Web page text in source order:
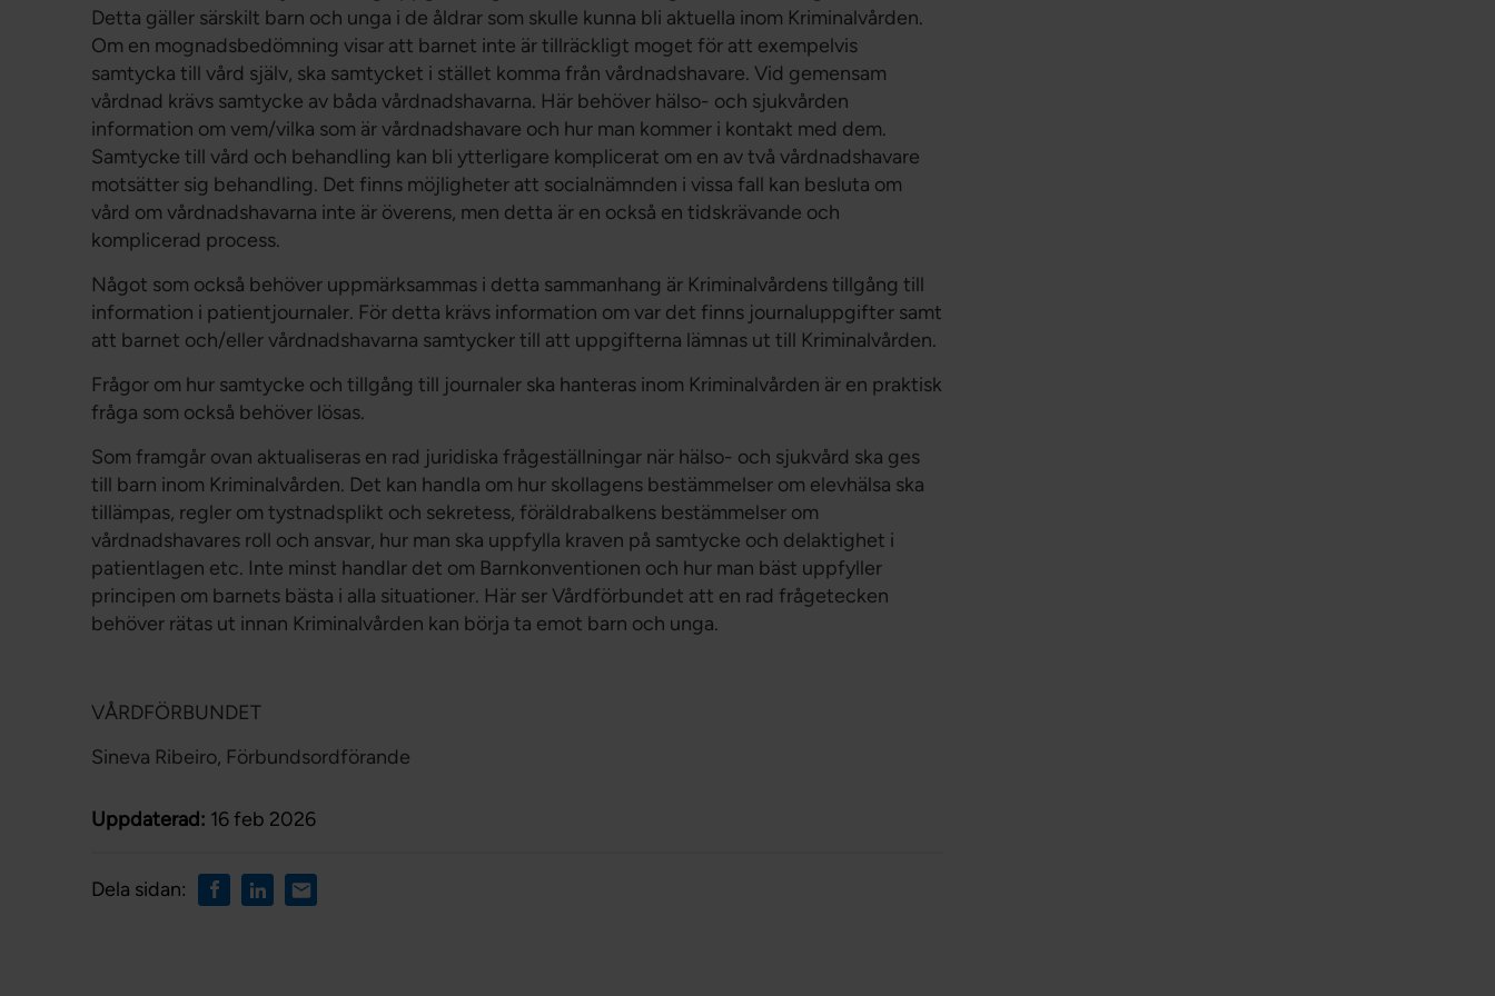
Detta gäller särskilt barn och unga i de åldrar som skulle kunna bli aktuella inom Kriminalvården.
Om en mognadsbedömning visar att barnet inte är tillräckligt moget för att exempelvis
samtycka till vård själv, ska samtycket i stället komma från vårdnadshavare. Vid gemensam
vårdnad krävs samtycke av båda vårdnadshavarna. Här behöver hälso- och sjukvården
information om vem/vilka som är vårdnadshavare och hur man kommer i kontakt med dem.
Samtycke till vård och behandling kan bli ytterligare komplicerat om en av två vårdnadshavare
motsätter sig behandling. Det finns möjligheter att socialnämnden i vissa fall kan besluta om
vård om vårdnadshavarna inte är överens, men detta är en också en tidskrävande och
komplicerad process.
Något som också behöver uppmärksammas i detta sammanhang är Kriminalvårdens tillgång till
information i patientjournaler. För detta krävs information om var det finns journaluppgifter samt
att barnet och/eller vårdnadshavarna samtycker till att uppgifterna lämnas ut till Kriminalvården.
Frågor om hur samtycke och tillgång till journaler ska hanteras inom Kriminalvården är en praktisk
fråga som också behöver lösas.
Som framgår ovan aktualiseras en rad juridiska frågeställningar när hälso- och sjukvård ska ges
till barn inom Kriminalvården. Det kan handla om hur skollagens bestämmelser om elevhälsa ska
tillämpas, regler om tystnadsplikt och sekretess, föräldrabalkens bestämmelser om
vårdnadshavares roll och ansvar, hur man ska uppfylla kraven på samtycke och delaktighet i
patientlagen etc. Inte minst handlar det om Barnkonventionen och hur man bäst uppfyller
principen om barnets bästa i alla situationer. Här ser Vårdförbundet att en rad frågetecken
behöver rätas ut innan Kriminalvården kan börja ta emot barn och unga.
VÅRDFÖRBUNDET
Sineva Ribeiro, Förbundsordförande
Uppdaterad: 16 feb 2026
Dela sidan: